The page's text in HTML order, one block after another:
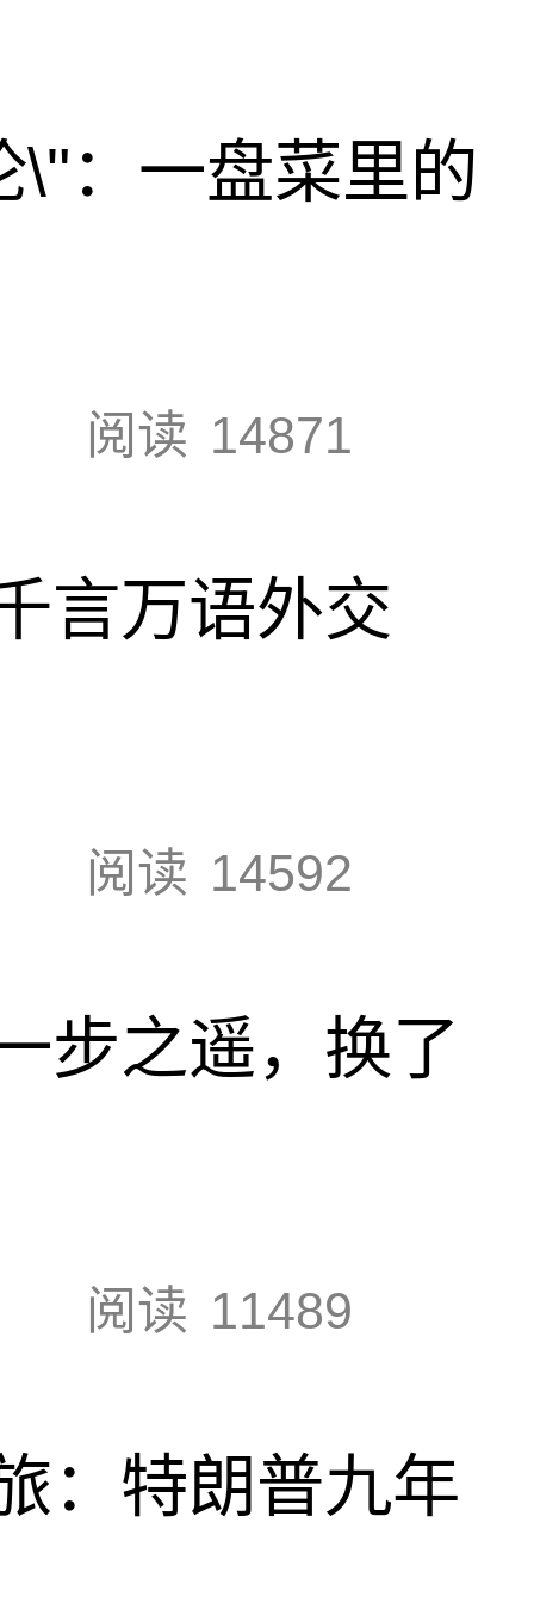
\"：一盘菜里的
阅读 14871
言万语外交
阅读 14592
步之遥，换了
阅读 11489
：特朗普九年